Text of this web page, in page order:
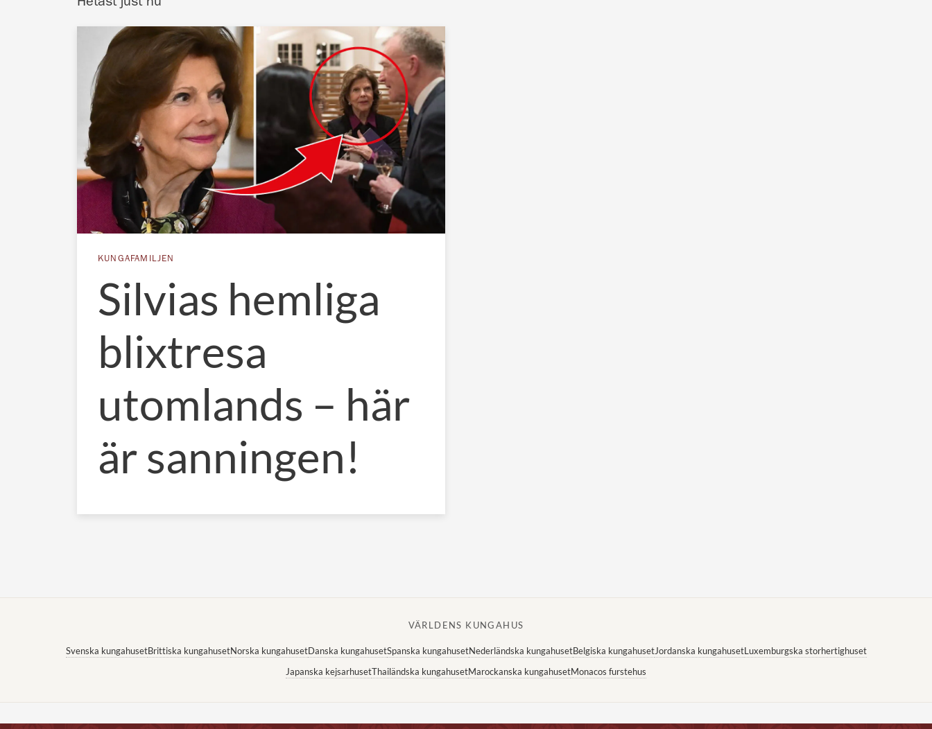
Hetast just nu
KUNGAFAMILJEN
Silvias hemliga
blixtresa
utomlands – här
är sanningen!
VÄRLDENS KUNGAHUS
Svenska kungahusetBrittiska kungahusetNorska kungahusetDanska kungahusetSpanska kungahusetNederländska kungahusetBelgiska kungahusetJordanska kungahusetLuxemburgska storhertighuset
Japanska kejsarhusetThailändska kungahusetMarockanska kungahusetMonacos furstehus